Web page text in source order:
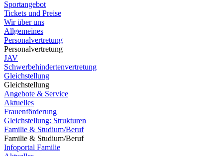
Sportangebot
Tickets und Preise
Wir über uns
Allgemeines
Personalvertretung
Personalvertretung
JAV
Schwerbehindertenvertretung
Gleichstellung
Gleichstellung
Angebote & Service
Aktuelles
Frauenförderung
Gleichstellung: Strukturen
Familie & Studium/Beruf
Familie & Studium/Beruf
Infoportal Familie